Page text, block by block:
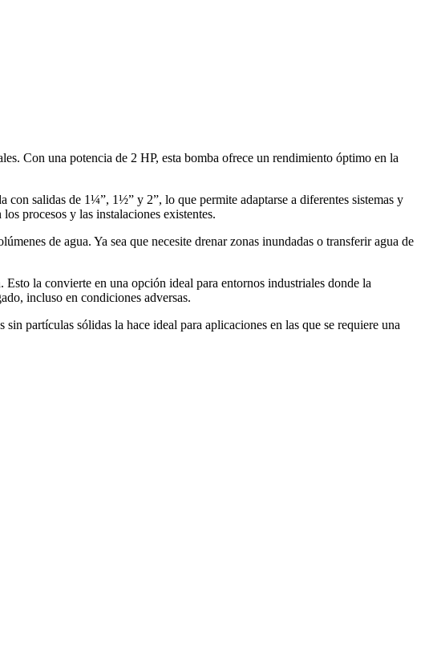
Con una potencia de 2 HP, esta bomba ofrece un rendimiento óptimo en la
con salidas de 1¼”, 1½” y 2”, lo que permite adaptarse a diferentes sistemas y
procesos y las instalaciones existentes.
de agua. Ya sea que necesite drenar zonas inundadas o transferir agua de
la convierte en una opción ideal para entornos industriales donde la
incluso en condiciones adversas.
partículas sólidas la hace ideal para aplicaciones en las que se requiere una